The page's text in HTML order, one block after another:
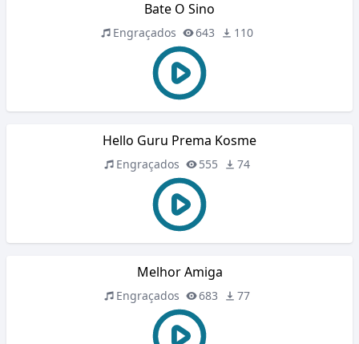
Bate O Sino
Engraçados 643 110
Hello Guru Prema Kosme
Engraçados 555 74
Melhor Amiga
Engraçados 683 77